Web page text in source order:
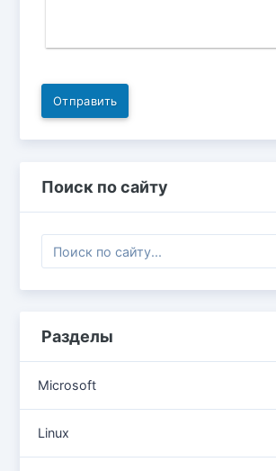
Отправить
Поиск по сайту
Разделы
Microsoft
Linux